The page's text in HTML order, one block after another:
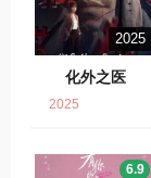
2025
化外之医
2025
6.9